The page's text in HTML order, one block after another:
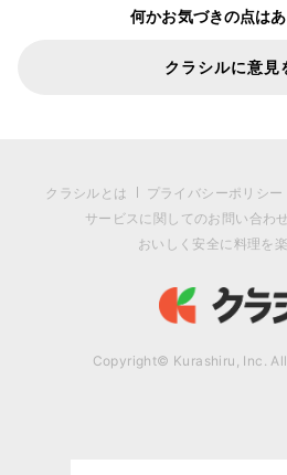
何かお気づきの点は
クラシルに意見
クラシルとは プライバシーポリシー
サービスに関してのお問い合わせ
おいしく安全に料理を
Copyright© Kurashiru, Inc.